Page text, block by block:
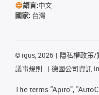
語言:中文
國家: 台灣
© igus, 2026 隱私權政策/
議事規則
德國公司資訊
The terms "Apiro",